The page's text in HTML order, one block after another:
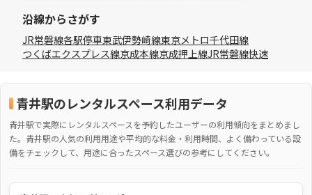
沿線からさがす
JR常磐線各駅停車東武伊勢崎線東京メトロ千代田線
つくばエクスプレス線京成本線京成押上線JR常磐線快速
青井駅のレンタルスペース利用データ
青井駅で実際にレンタルスペースを予約したユーザーの利用傾向をまとめまし
た。青井駅の人気の利用用途や平均的な料金・利用時間、よく備わっている設
備をチェックして、用途に合ったスペース選びの参考にしてください。